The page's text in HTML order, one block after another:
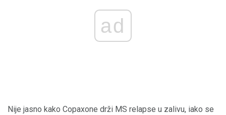
ad
Nije jasno kako Copaxone drži MS relapse u zalivu, iako se